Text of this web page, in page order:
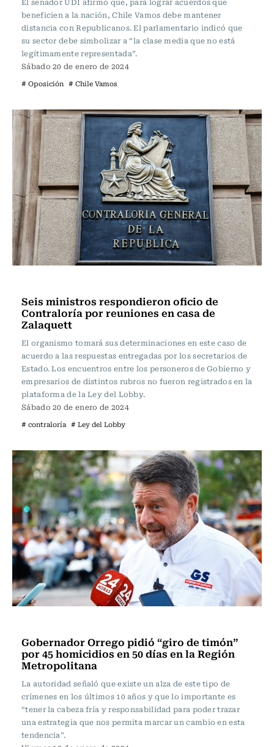
beneficien a la nación, Chile Vamos debe mantener
distancia con Republicanos. El parlamentario indicó que
su sector debe simbolizar a “la clase media que no está
legítimamente representada”.
Sábado 20 de enero de 2024
# Oposición # Chile Vamos
Seis ministros respondieron oficio de
Contraloría por reuniones en casa de
Zalaquett
El organismo tomará sus determinaciones en este caso de
acuerdo a las respuestas entregadas por los secretarios de
Estado. Los encuentros entre los personeros de Gobierno y
empresarios de distintos rubros no fueron registrados en la
plataforma de la Ley del Lobby.
Sábado 20 de enero de 2024
# contraloría # Ley del Lobby
Gobernador Orrego pidió “giro de timón”
por 45 homicidios en 50 días en la Región
Metropolitana
La autoridad señaló que existe un alza de este tipo de
crímenes en los últimos 10 años y que lo importante es
“tener la cabeza fría y responsabilidad para poder trazar
una estrategia que nos permita marcar un cambio en esta
tendencia”.